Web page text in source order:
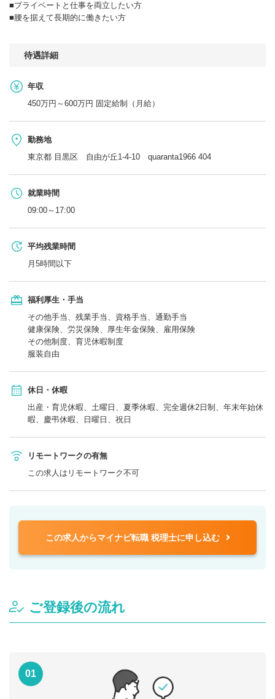
■プライベートと仕事を両立したい方
■腰を据えて長期的に働きたい方
待遇詳細
年収
450万円～600万円 固定給制（月給）
勤務地
東京都 目黒区 自由が丘1-4-10 quaranta1966 404
就業時間
09:00～17:00
平均残業時間
月5時間以下
福利厚生・手当
その他手当、残業手当、資格手当、通勤手当
健康保険、労災保険、厚生年金保険、雇用保険
その他制度、育児休暇制度
服装自由
休日・休暇
出産・育児休暇、土曜日、夏季休暇、完全週休2日制、年末年始休
暇、慶弔休暇、日曜日、祝日
リモートワークの有無
この求人はリモートワーク不可
この求人からマイナビ転職 税理士に申し込む
ご登録後の流れ
01